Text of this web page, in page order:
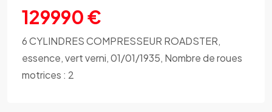
129990 €
6 CYLINDRES COMPRESSEUR ROADSTER,
essence, vert verni, 01/01/1935, Nombre de roues
motrices : 2